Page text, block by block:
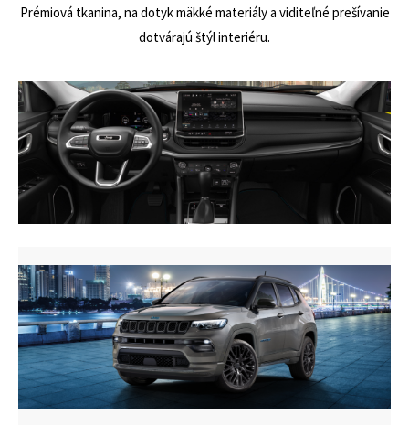
Prémiová tkanina, na dotyk mäkké materiály a viditeľné prešívanie
dotvárajú štýl interiéru.